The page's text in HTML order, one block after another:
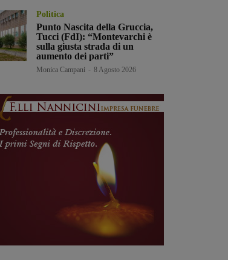
Politica
Punto Nascita della Gruccia,
Tucci (FdI): “Montevarchi è
sulla giusta strada di un
aumento dei parti”
Monica Campani 8 Agosto 2026